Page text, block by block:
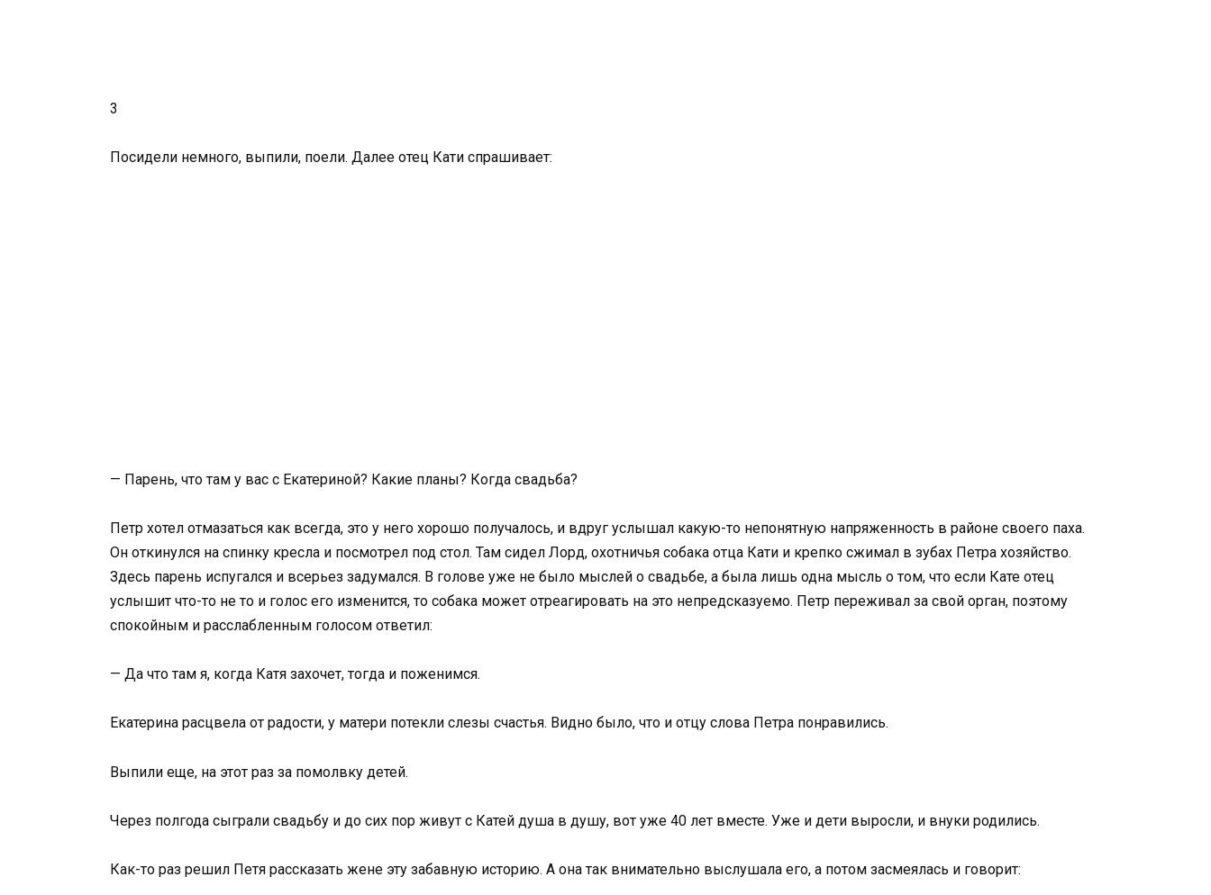
3
Посидели немного, выпили, поели. Далее отец Кати спрашивает:
— Парень, что там у вас с Екатериной? Какие планы? Когда свадьба?
Петр хотел отмазаться как всегда, это у него хорошо получалось, и вдруг услышал какую-то непонятную напряженность в районе своего паха.
Он откинулся на спинку кресла и посмотрел под стол. Там сидел Лорд, охотничья собака отца Кати и крепко сжимал в зубах Петра хозяйство.
Здесь парень испугался и всерьез задумался. В голове уже не было мыслей о свадьбе, а была лишь одна мысль о том, что если Кате отец
услышит что-то не то и голос его изменится, то собака может отреагировать на это непредсказуемо. Петр переживал за свой орган, поэтому
спокойным и расслабленным голосом ответил:
— Да что там я, когда Катя захочет, тогда и поженимся.
Екатерина расцвела от радости, у матери потекли слезы счастья. Видно было, что и отцу слова Петра понравились.
Выпили еще, на этот раз за помолвку детей.
Через полгода сыграли свадьбу и до сих пор живут с Катей душа в душу, вот уже 40 лет вместе. Уже и дети выросли, и внуки родились.
Как-то раз решил Петя рассказать жене эту забавную историю. А она так внимательно выслушала его, а потом засмеялась и говорит: